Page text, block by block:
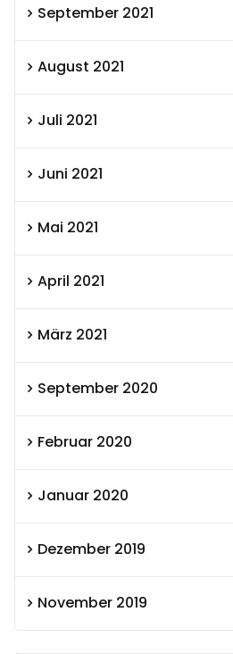
September 2021
August 2021
Juli 2021
Juni 2021
Mai 2021
April 2021
März 2021
September 2020
Februar 2020
Januar 2020
Dezember 2019
November 2019